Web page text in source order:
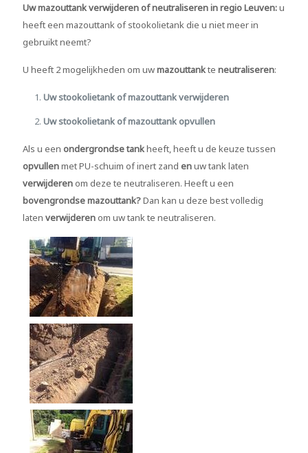
Uw mazouttank verwijderen of neutraliseren in regio Leuven:u
heeft een mazouttank of stookolietank die u niet meer in
gebruikt neemt?
U heeft 2 mogelijkheden om uwmazouttankte neutraliseren:
Uw stookolietank of mazouttank verwijderen
Uw stookolietank of mazouttank opvullen
Als u een ondergrondse tankheeft, heeft u de keuze tussen
opvullenmet PU-schuim of inert zand enuw tank laten
verwijderenom deze te neutraliseren. Heeft u een
bovengrondse mazouttank?Dan kan u deze best volledig
laten verwijderenom uw tank te neutraliseren.